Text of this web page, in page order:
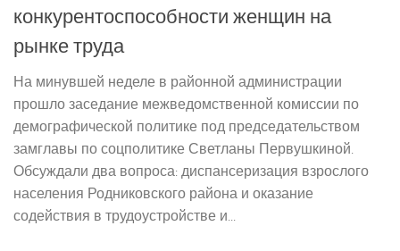
конкурентоспособности женщин на
рынке труда
На минувшей неделе в районной администрации
прошло заседание межведомственной комиссии по
демографической политике под председательством
замглавы по соцполитике Светланы Первушкиной.
Обсуждали два вопроса: диспансеризация взрослого
населения Родниковского района и оказание
содействия в трудоустройстве и...